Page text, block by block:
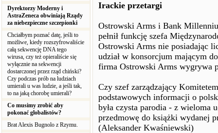
Dyrektorzy Moderny i
AstraZeneca obwiniają Rządy
za niebezpieczne szczepionki
Chciałbym poznać datę, jeśli to
możliwe, kiedy rozszyfrowaliście
całą sekwencję DNA tego
wirusa, czy też opieraliście się
wyłącznie na sekwencji
dostarczonej przez rząd chiński?
Czy podczas prób na ludziach
umierali u was ludzie, a jeśli tak,
to na jaką chorobę umierali?
Co musimy zrobić aby
pokonać globalistów?
Brat Alexis Bugnolo z Rzymu.
Irackie przetargi
Ostrowski Arms i Bank
pełnił funkcję szefa
Ostrowski Arms nie posiadając
udział w konsorcjum mającym
firma Ostrowski Arms wygrywa
Czy szef zarządzający
podstawowych informacji o
była czysta parodia - z wieloma
przedmowę do książki wydanej
(Aleksander Kwaśniewski)